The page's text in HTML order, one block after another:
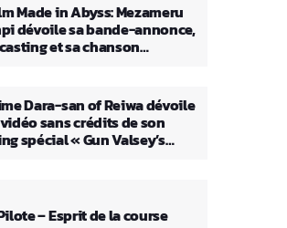
Made in Abyss: Mezameru
dévoile sa bande-annonce,
et sa chanson
Dara-san of Reiwa dévoile
sans crédits de son
spécial « Gun Valsey’s
– Esprit de la course